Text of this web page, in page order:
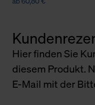
Hier finden Sie
diesem Produkt.
E-Mail mit der